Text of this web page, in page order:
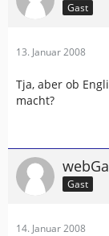
Gast
13. Januar 2008
Tja, aber ob
macht?
Gast
14. Januar 2008